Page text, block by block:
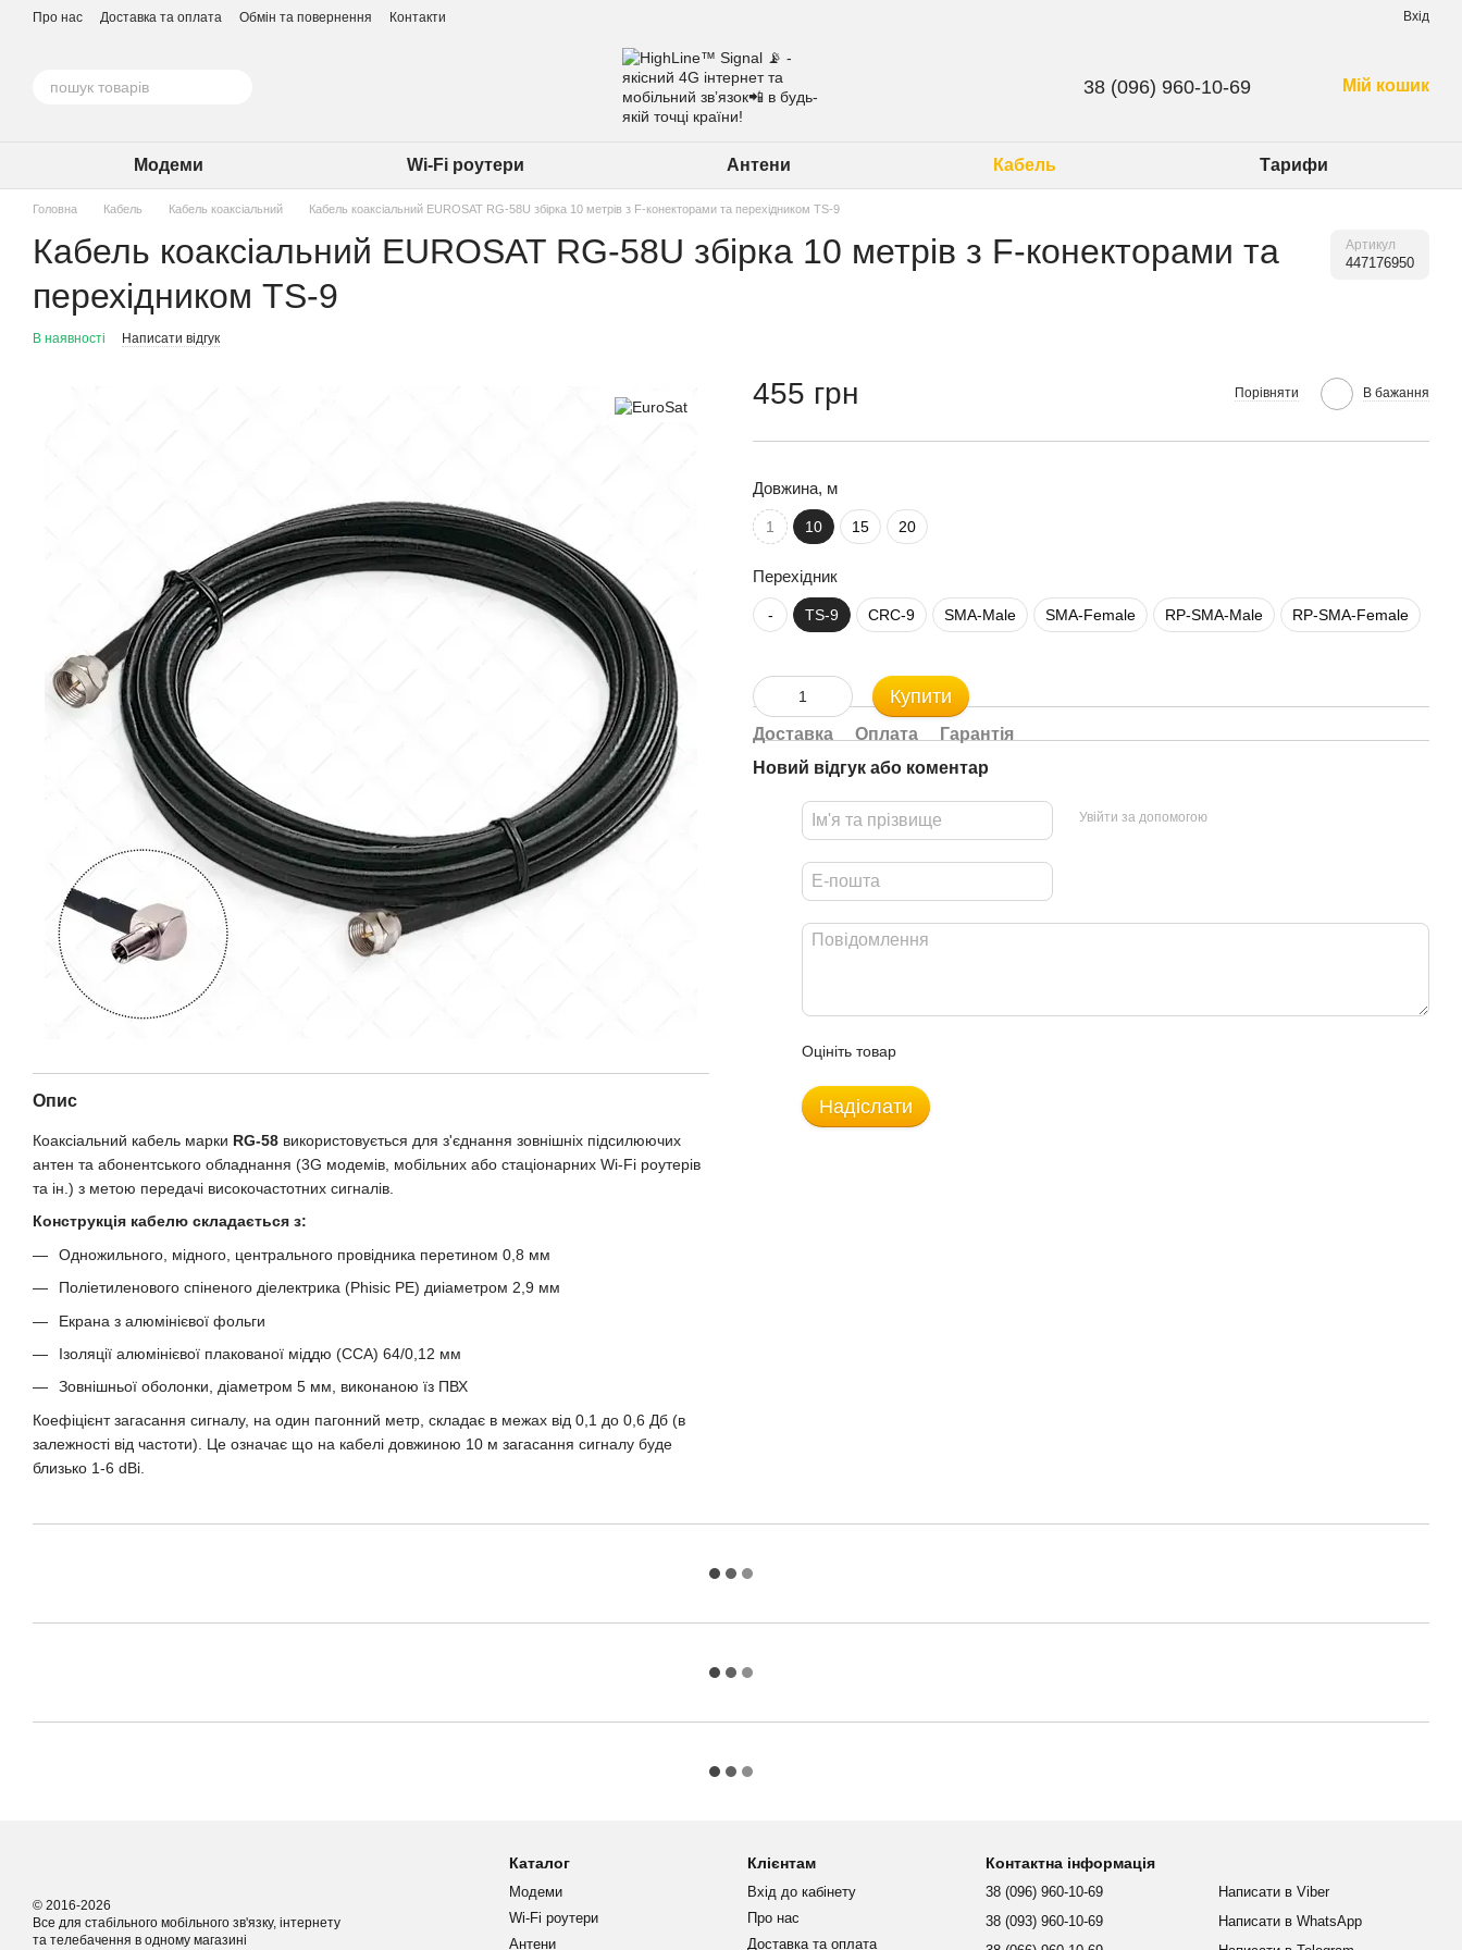
Перейти до основного контенту
Про нас Доставка та оплата Обмін та повернення Контакти Вхід
38 (096) 960-10-69 Мій кошик
Модеми Wi-Fi роутери Антени Кабель Тарифи
Головна Кабель Кабель коаксіальний Кабель коаксіальний EUROSAT RG-58U збірка 10 метрів з F-конекторами та перехідником TS-9
Кабель коаксіальний EUROSAT RG-58U збірка 10 метрів з F-конекторами та
перехідником TS-9
Артикул
447176950
В наявності Написати відгук
Опис
Коаксіальний кабель марки RG-58 використовується для з'єднання зовнішніх підсилюючих
антен та абонентського обладнання (3G модемів, мобільних або стаціонарних Wi-Fi роутерів
та ін.) з метою передачі високочастотних сигналів.
Конструкція кабелю складається з:
Одножильного, мідного, центрального провідника перетином 0,8 мм
Поліетиленового спіненого діелектрика (Phisic РЕ) диіаметром 2,9 мм
Екрана з алюмінієвої фольги
Ізоляції алюмінієвої плакованої міддю (CCA) 64/0,12 мм
Зовнішньої оболонки, діаметром 5 мм, виконаною їз ПВХ
Коефіцієнт загасання сигналу, на один пагонний метр, складає в межах від 0,1 до 0,6 Дб (в
залежності від частоти). Це означає що на кабелі довжиною 10 м загасання сигналу буде
близько 1-6 dBi.
455 грн Порівняти В бажання
Довжина, м
1 10 15 20
Перехідник
- TS-9 CRC-9 SMA-Male SMA-Female RP-SMA-Male RP-SMA-Female
Купити
Доставка Оплата
Гарантія
Новий відгук або коментар
Увійти за допомогою
Оцініть товар
Надіслати
© 2016-2026
Все для стабільного мобільного зв'язку, інтернету
та телебачення в одному магазині
Каталог
Модеми
Wi-Fi роутери
Антени
Клієнтам
Вхід до кабінету
Про нас
Доставка та оплата
Контактна інформація
38 (096) 960-10-69
38 (093) 960-10-69
Написати в Viber
Написати в WhatsApp